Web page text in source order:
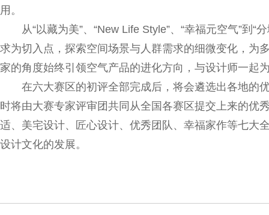
用。
从“以藏为美”、“New Life Style”、“幸福元空气”到
求为切入点，探索空间场景与人群需求的细微变化，为
家的角度始终引领空气产品的进化方向，与设计师一起
在六大赛区的初评全部完成后，将会遴选出各地的
时将由大赛专家评审团共同从全国各赛区提交上来的优
适、美宅设计、匠心设计、优秀团队、幸福家作等七大
设计文化的发展。